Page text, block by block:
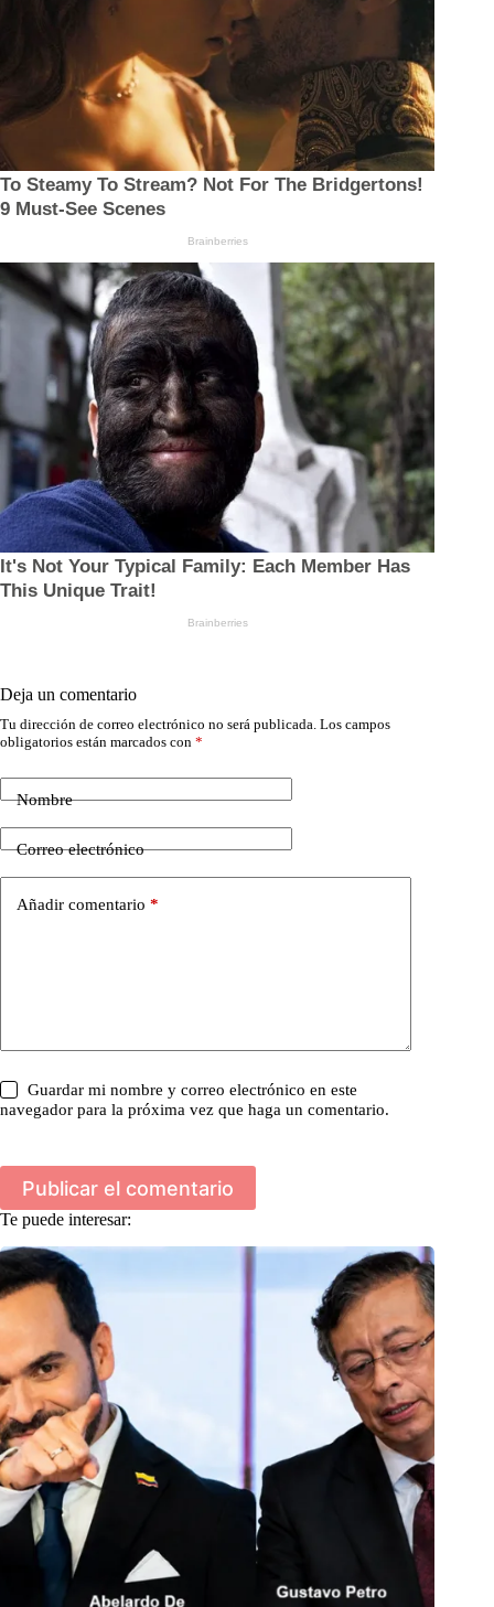
Deja un comentario
Tu dirección de correo electrónico no será publicada. Los campos
obligatorios están marcados con *
Nombre
Correo electrónico
Añadir comentario *
Guardar mi nombre y correo electrónico en este
navegador para la próxima vez que haga un comentario.
Publicar el comentario
Te puede interesar: